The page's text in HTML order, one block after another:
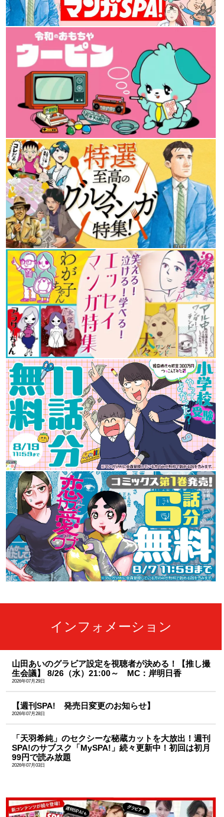
インフォメーション
山田あいのグラビア設定を視聴者が決める！【推し撮
生会議】 8/26（水）21:00～ MC：岸明日香
2026年07月29日
【週刊SPA! 発売日変更のお知らせ】
2026年07月28日
「天羽希純」のセクシーな秘蔵カットを大放出！週刊
SPA!のサブスク「MySPA!」続々更新中！初回は初月
99円で読み放題
2026年07月03日